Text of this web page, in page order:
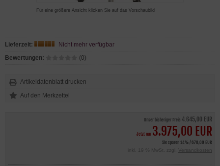
Für eine größere Ansicht klicken Sie auf das Vorschaubild
Unser bisheriger Preis 4.645,00 EUR
Jetzt nur 3.975,00 EUR
Sie sparen 14% / 670,00 EUR
inkl. 19 % MwSt. zzgl.
Versandkosten
Lieferzeit:
Nicht mehr verfügbar
Bewertungen:
(0)
Artikeldatenblatt drucken